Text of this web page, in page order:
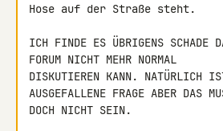
Hose auf der Straße steht.
ICH FINDE ES ÜBRIGENS SCHADE
FORUM NICHT MEHR NORMAL
DISKUTIEREN KANN. NATÜRLICH
AUSGEFALLENE FRAGE ABER DAS
DOCH NICHT SEIN.